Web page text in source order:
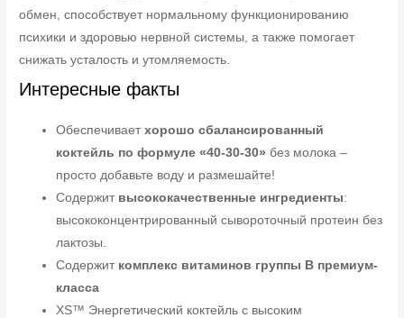
обмен, способствует нормальному функционированию
психики и здоровью нервной системы, а также помогает
снижать усталость и утомляемость.
Интересные факты
Обеспечиваетхорошо сбалансированный
коктейль по формуле «40-30-30» без молока –
просто добавьте воду и размешайте!
Содержит высококачественные ингредиенты:
высококонцентрированный сывороточный протеин без
лактозы.
Содержит комплекс витаминов группы B премиум-
класса
XS™ Энергетический коктейль с высоким